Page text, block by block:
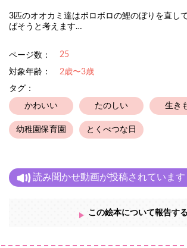
3匹のオオカミ達はボロボロの鯉のぼりを直し
ばそうと考えます…
ページ数： 25
対象年齢：
2歳〜3歳
タグ：
かわいい たのしい 生き
幼稚園保育園 とくべつな日
読み聞かせ動画が投稿されています
この絵本について報告する